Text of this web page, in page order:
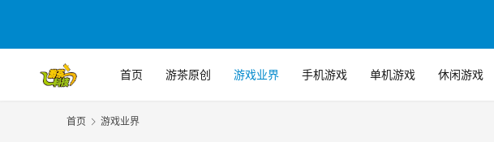
首页 游茶原创 游戏业界 手机游戏 单机游戏 休闲游戏
首页 游戏业界